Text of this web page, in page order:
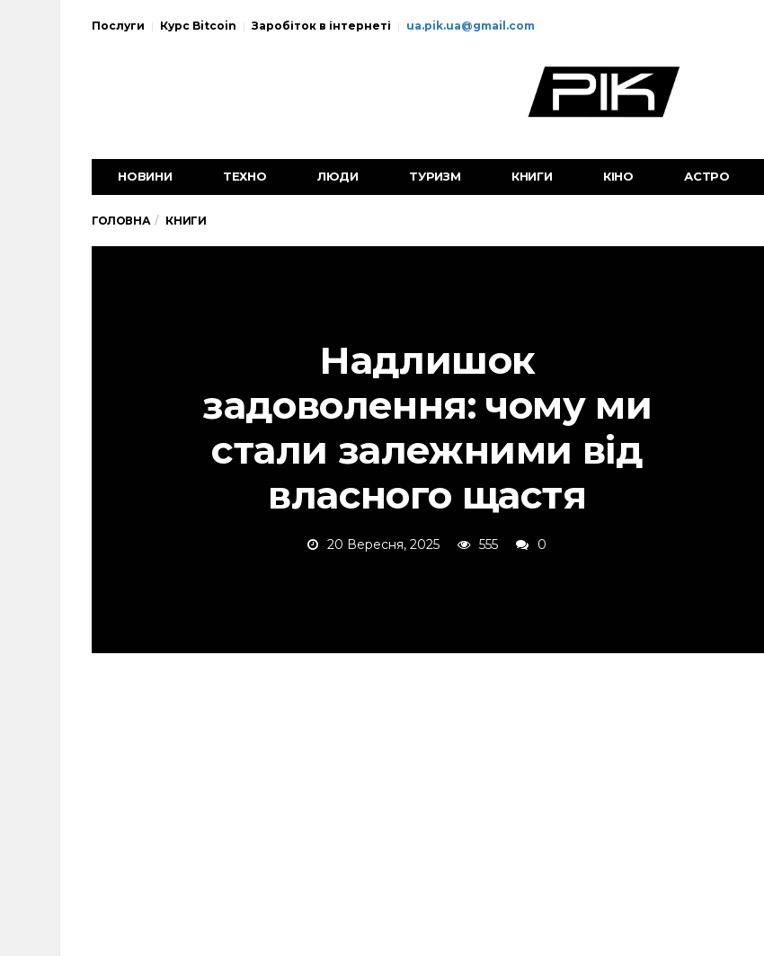
Послуги Курс Bitcoin Заробіток в інтернеті ua.pik.ua@gmail.com
НОВИНИ ТЕХНО ЛЮДИ ТУРИЗМ КНИГИ КІНО АСТРО
ГОЛОВНА КНИГИ
Надлишок
задоволення: чому ми
стали залежними від
власного щастя
20 Вересня, 2025 555 0